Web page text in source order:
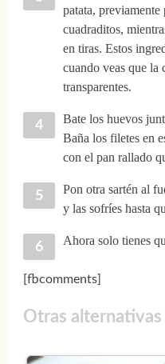
patata, previamente
cuadraditos,
en tiras. Estos
cuando veas que la
transparentes.
Bate los huevos
Baña los filetes en
con el pan rallado
Pon otra sartén al
y las sofríes hasta
Ahora solo tienes
[fbcomments]
Otras